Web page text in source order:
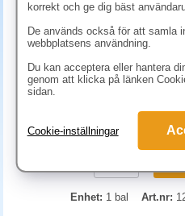
573.80
Enhet: 1 bal Art.nr:
korrekt och ge dig bäst
De används också för att samla
webbplatsens användning.
Du kan acceptera eller hantera
genom att klicka på länken
sidan.
Cookie-inställningar